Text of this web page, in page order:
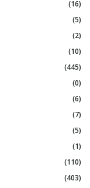
(16)
(5)
(2)
(10)
(445)
(0)
(6)
(7)
(5)
(1)
(110)
(403)